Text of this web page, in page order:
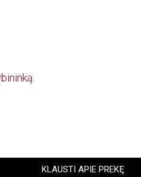
KLAUSTI APIE PREKĘ